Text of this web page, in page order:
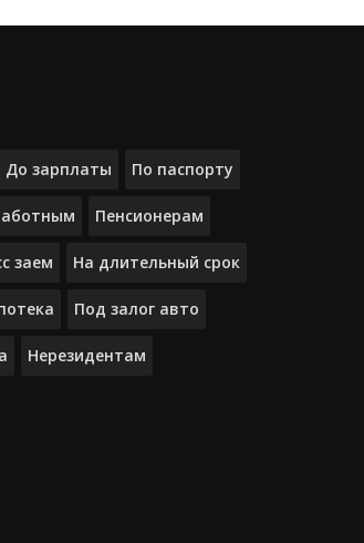
До зарплаты По паспорту
Пенсионерам
заем На длительный срок
Под залог авто
Нерезидентам